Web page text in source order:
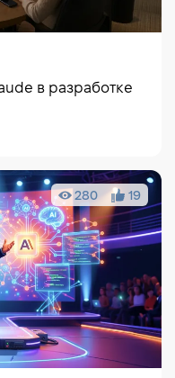
в разработке
280 19